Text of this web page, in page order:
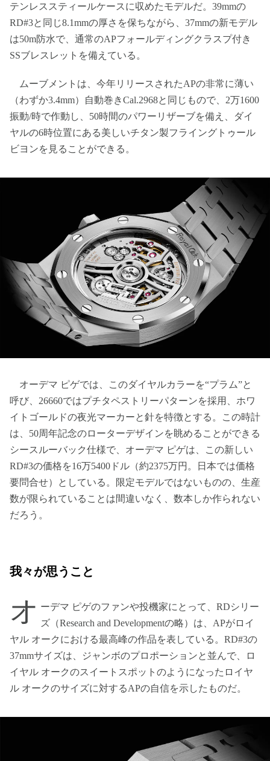
テンレススティールケースに収めたモデルだ。39mmの
RD#3と同じ8.1mmの厚さを保ちながら、37mmの新モデル
は50m防水で、通常のAPフォールディングクラスプ付き
SSブレスレットを備えている。
ムーブメントは、今年リリースされたAPの非常に薄い
（わずか3.4mm）自動巻きCal.2968と同じもので、2万1600
振動/時で作動し、50時間のパワーリザーブを備え、ダイ
ヤルの6時位置にある美しいチタン製フライングトゥール
ビヨンを見ることができる。
オーデマ ピゲでは、このダイヤルカラーを“プラム”と
呼び、26660ではプチタペストリーパターンを採用、ホワ
イトゴールドの夜光マーカーと針を特徴とする。この時計
は、50周年記念のローターデザインを眺めることができる
シースルーバック仕様で、オーデマ ピゲは、この新しい
RD#3の価格を16万5400ドル（約2375万円。日本では価格
要問合せ）としている。限定モデルではないものの、生産
数が限られていることは間違いなく、数本しか作られない
だろう。
我々が思うこと
オ ーデマ ピゲのファンや投機家にとって、RDシリー
ズ（Research and Developmentの略）は、APがロイ
ヤル オークにおける最高峰の作品を表している。RD#3の
37mmサイズは、ジャンボのプロポーションと並んで、ロ
イヤル オークのスイートスポットのようになったロイヤ
ル オークのサイズに対するAPの自信を示したものだ。